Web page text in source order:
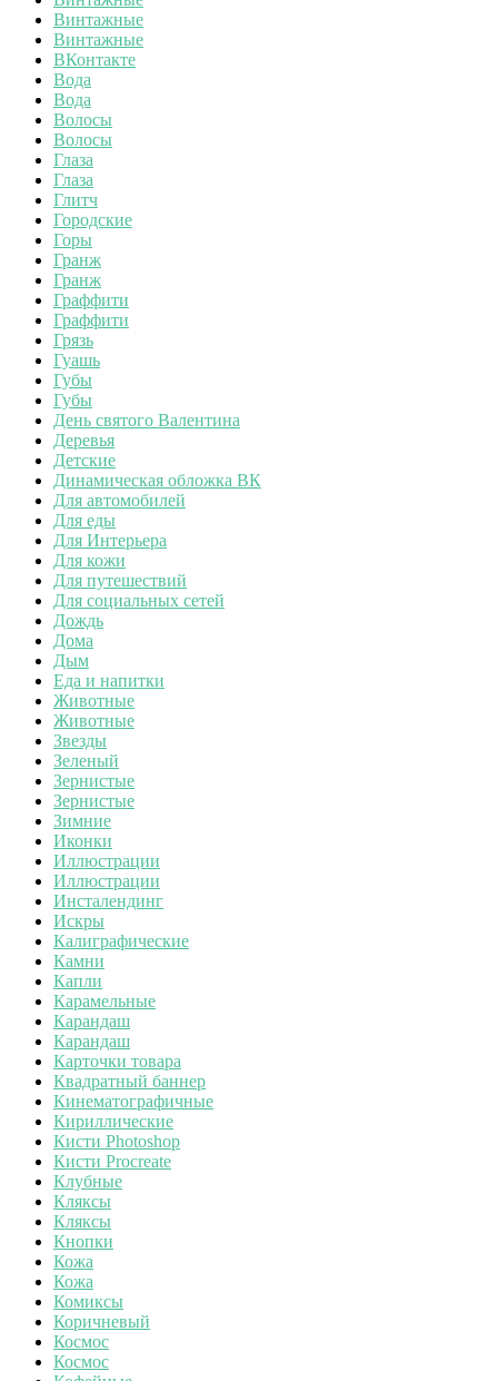
Винтажные
Винтажные
ВКонтакте
Вода
Вода
Волосы
Волосы
Глаза
Глаза
Глитч
Городские
Горы
Гранж
Гранж
Граффити
Граффити
Грязь
Гуашь
Губы
Губы
День святого Валентина
Деревья
Детские
Динамическая обложка ВК
Для автомобилей
Для еды
Для Интерьера
Для кожи
Для путешествий
Для социальных сетей
Дождь
Дома
Дым
Еда и напитки
Животные
Животные
Звезды
Зеленый
Зернистые
Зернистые
Зимние
Иконки
Иллюстрации
Иллюстрации
Инсталендинг
Искры
Калиграфические
Камни
Капли
Карамельные
Карандаш
Карандаш
Карточки товара
Квадратный баннер
Кинематографичные
Кириллические
Кисти Photoshop
Кисти Procreate
Клубные
Кляксы
Кляксы
Кнопки
Кожа
Кожа
Комиксы
Коричневый
Космос
Космос